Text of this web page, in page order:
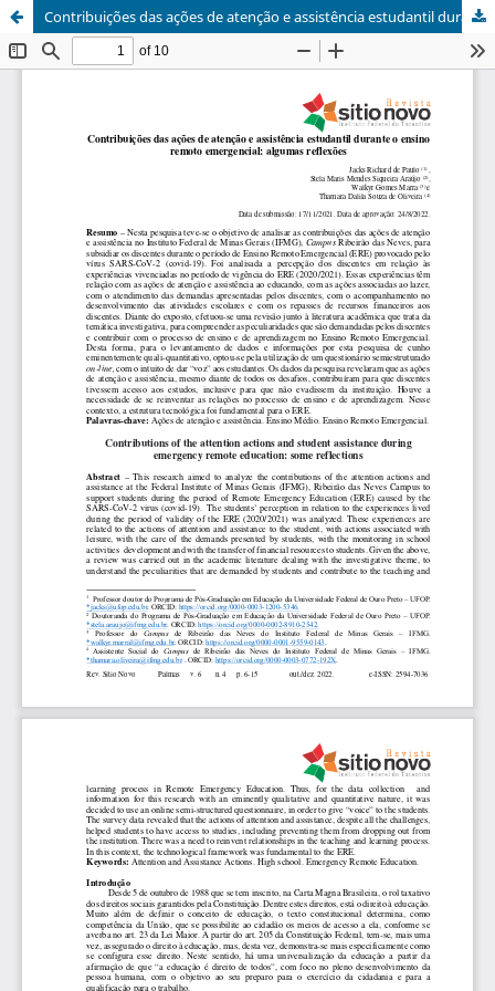
Contribuições das ações de atenção e assistência estudantil durante o ensino remoto emergencial: algumas reflexões